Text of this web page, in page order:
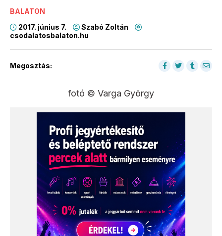
BALATON
2017. június 7.
Szabó Zoltán
csodalatosbalaton.hu
Megosztás:
fotó © Varga György